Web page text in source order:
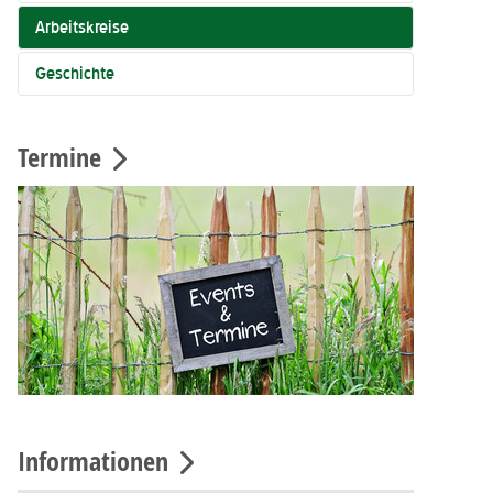
Arbeitskreise
Geschichte
Termine
Informationen